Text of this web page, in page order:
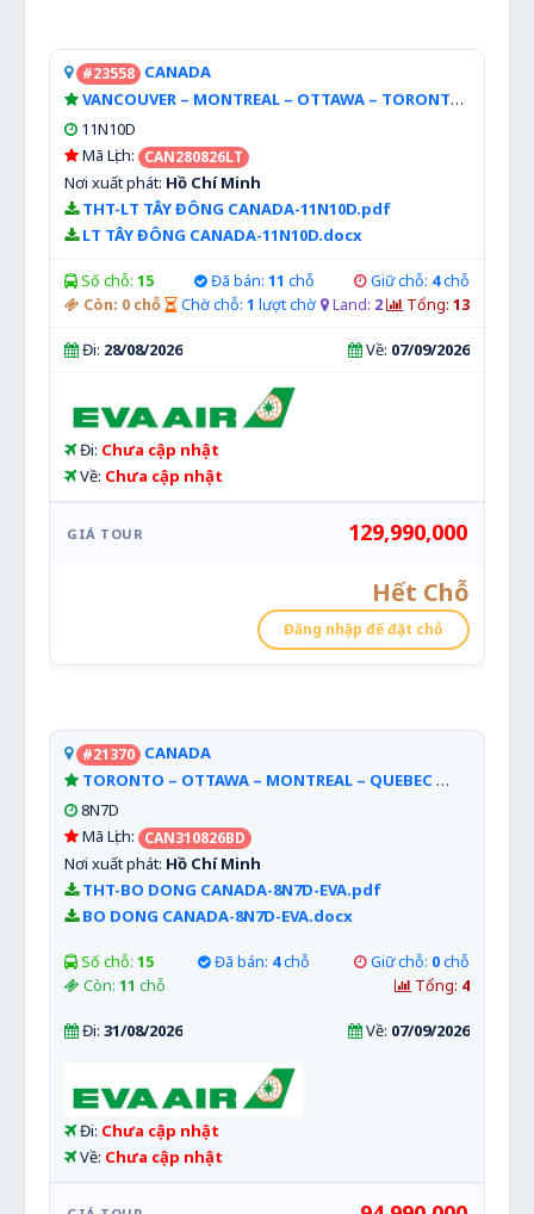
#23558 CANADA
VANCOUVER – MONTREAL – OTTAWA – TORONTO
11N10D
Mã Lịch: CAN280826LT
Nơi xuất phát: Hồ Chí Minh
THT-LT TÂY ĐÔNG CANADA-11N10D.pdf
LT TÂY ĐÔNG CANADA-11N10D.docx
Số chỗ: 15 Đã bán: 11 chỗ Giữ chỗ: 4chỗ
Còn: 0 chỗ Chờ chỗ:1 lượt chờ Land: 2 Tổng: 13
Đi: 28/08/2026 Về: 07/09/2026
Đi: Chưa cập nhật
Về: Chưa cập nhật
129,990,000
Hết Chỗ
Đăng nhập để đặt chỗ
#21370 CANADA
TORONTO – OTTAWA – MONTREAL – QUEBEC
8N7D
Mã Lịch: CAN310826BD
Nơi xuất phát: Hồ Chí Minh
THT-BO DONG CANADA-8N7D-EVA.pdf
BO DONG CANADA-8N7D-EVA.docx
Số chỗ: 15 Đã bán: 4chỗ Giữ chỗ: 0chỗ
Còn: 11 chỗ Tổng: 4
Đi: 31/08/2026 Về: 07/09/2026
Đi: Chưa cập nhật
Về: Chưa cập nhật